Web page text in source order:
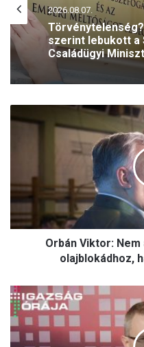
2026.08.07.
szerint lebukott a
Családügyi
V
k
t
N
e
m
a
s
Orbán Viktor:
olajblokádhoz,
R
é